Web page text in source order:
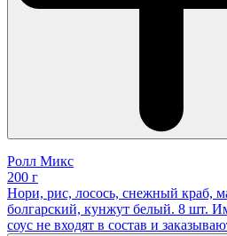
Ролл Микс
200 г
Нори, рис, лосось, снежный краб,
болгарский, кунжут белый. 8 шт.
соус не входят в состав и